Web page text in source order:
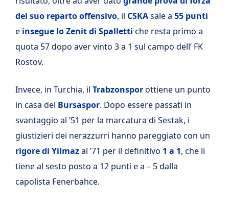
del suo reparto offensivo, il CSKAsale a 55 punti
e insegue lo Zenit di Spalletti che resta primo a
quota 57 dopo aver vinto 3 a 1 sul campo dell’ FK
Rostov.
Invece, in Turchia, il Trabzonsporottiene un punto
in casa del Bursaspor. Dopo essere passati in
svantaggio al ’51 per la marcatura di Sestak, i
giustizieri dei nerazzurri hanno pareggiato con un
rigore di Yilmazal ’71 per il definitivo 1 a 1, che li
tiene al sesto posto a 12 punti e a – 5 dalla
capolista Fenerbahce.